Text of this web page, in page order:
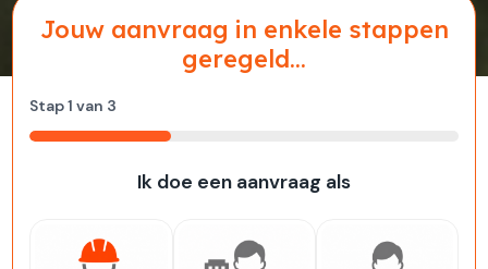
Jouw aanvraag in enkele stappen
geregeld...
Stap1 van 3
33%
Ik doe een aanvraag als